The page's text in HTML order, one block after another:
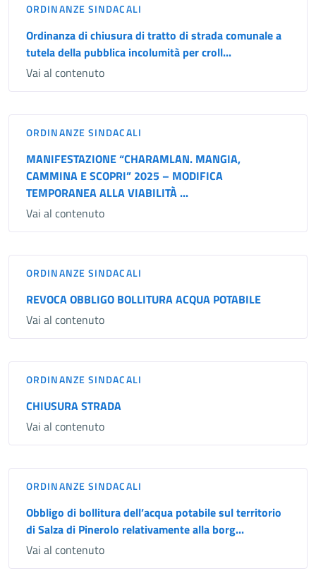
ORDINANZE SINDACALI
Ordinanza di chiusura di tratto di strada comunale a
tutela della pubblica incolumità per croll...
Vai al contenuto
ORDINANZE SINDACALI
MANIFESTAZIONE “CHARAMLAN. MANGIA,
CAMMINA E SCOPRI” 2025 – MODIFICA
TEMPORANEA ALLA VIABILITÀ ...
Vai al contenuto
ORDINANZE SINDACALI
REVOCA OBBLIGO BOLLITURA ACQUA POTABILE
Vai al contenuto
ORDINANZE SINDACALI
CHIUSURA STRADA
Vai al contenuto
ORDINANZE SINDACALI
Obbligo di bollitura dell’acqua potabile sul territorio
di Salza di Pinerolo relativamente alla borg...
Vai al contenuto